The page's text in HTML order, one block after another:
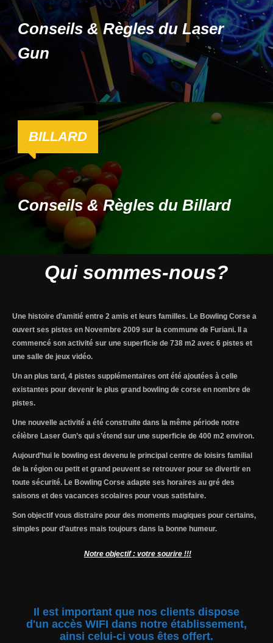
Conseils & Règles du Laser
Gun
BILLARD
Conseils & Règles du Billard
Qui sommes-nous?
Une histoire d’amitié entre 2 amis et leurs familles. Le Bowling Corse a
ouvert ses pistes en Novembre 2009 sur la commune de Furiani. Il a
commencé son activité sur une superficie de 738 m2 avec 6 pistes et
une salle de jeux vidéo.
Un an plus tard, 4 pistes supplémentaires ont été ajoutées à celle
existantes pour devenir le plus grand bowling de corse en nombre de
pistes.
Une nouvelle activité a été construite dans la même période notre
célèbre Laser Gun’s qui s’étend sur une superficie de 400 m2 environ.
Aujourd’hui le bowling est devenu le principal centre de loisirs familial
de la région ou petit et grand peuvent se retrouver pour se divertir en
toute sécurité. Le Bowling Corse adapte ses horaires au gré des
saisons et des vacances scolaires pour vous satisfaire.
Son objectif vous distraire pour des moments magiques pour certains,
simples pour d’autres mais toujours dans la bonne humeur.
Notre objectif : votre sourire !!!
Il est important que nos clients dispose
d'un accès WIFI dans notre établissement,
ainsi celui-ci vous êtes offert.